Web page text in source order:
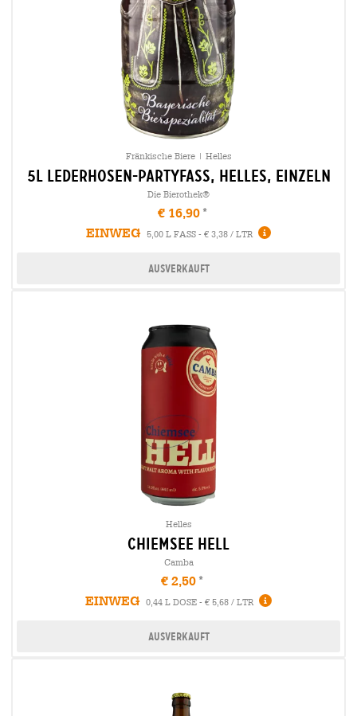
Fränkische Biere | Helles
5l lederhosen-partyfass, helles, einzeln
Die Bierothek®
€ 16,90
EINWEG
5,00 L FASS - € 3,38 / LTR
Ausverkauft
Helles
chiemsee hell
Camba
€ 2,50
EINWEG
0,44 L DOSE - € 5,68 / LTR
Ausverkauft